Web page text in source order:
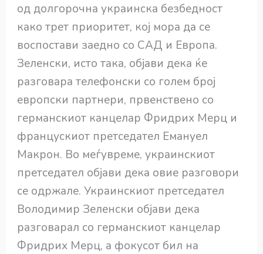
од долгорочна украинска безбедност
како трет приоритет, кој мора да се
воспостави заедно со САД и Европа.
Зеленски, исто така, објави дека ќе
разговара телефонски со голем број
европски партнери, првенствено со
германскиот канцелар Фридрих Мерц и
францускиот претседател Емануел
Макрон. Во меѓувреме, украинскиот
претседател објави дека овие разговори
се одржале. Украинскиот претседател
Володимир Зеленски објави дека
разговарал со германскиот канцелар
Фридрих Мерц, а фокусот бил на